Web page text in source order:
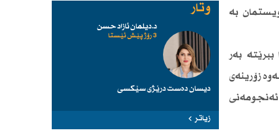
بە
بەر
زۆرینەی
ئەنجومەنی
وتار
د.دیلمان ئازاد حسن
3 رۆژ پێش ئێستا
دیسان دەست درێژی سێكسی
زیاتر